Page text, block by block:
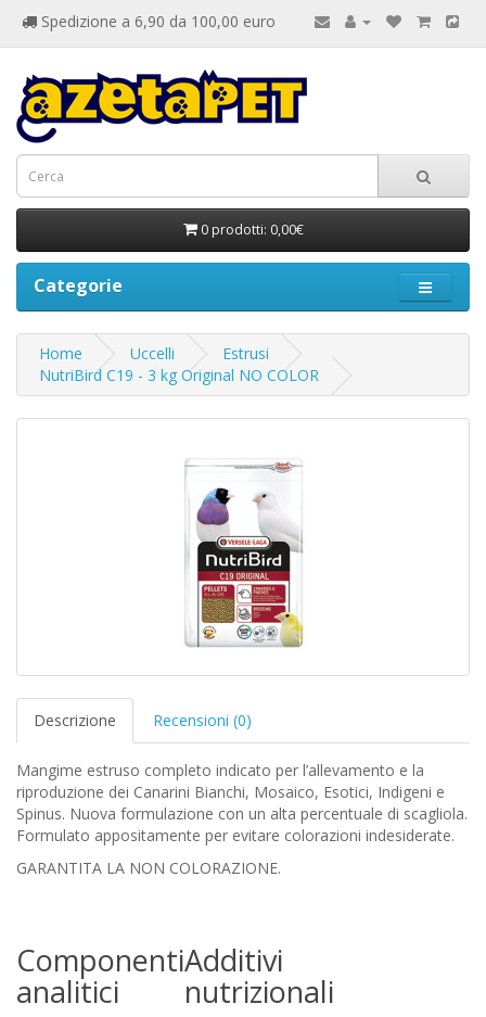
Spedizione a 6,90 da 100,00 euro
0 prodotti: 0,00€
Categorie
Home Uccelli
Estrusi
NutriBird C19 - 3 kg Original NO COLOR
Descrizione Recensioni (0)
Mangime estruso completo indicato per l’allevamento e la
riproduzione dei Canarini Bianchi, Mosaico, Esotici, Indigeni e
Spinus. Nuova formulazione con un alta percentuale di scagliola.
Formulato appositamente per evitare colorazioni indesiderate.
GARANTITA LA NON COLORAZIONE.
Componenti
analitici
Additivi
nutrizionali